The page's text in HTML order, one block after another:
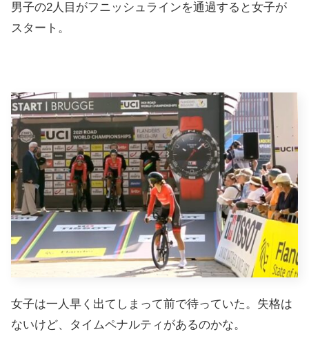
男子の2人目がフニッシュラインを通過すると女子が
スタート。
女子は一人早く出てしまって前で待っていた。失格は
ないけど、タイムペナルティがあるのかな。